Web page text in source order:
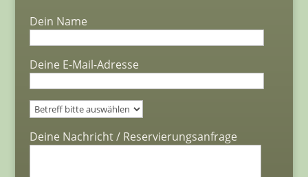
Dein Name
Deine E-Mail-Adresse
Deine Nachricht / Reservierungsanfrage